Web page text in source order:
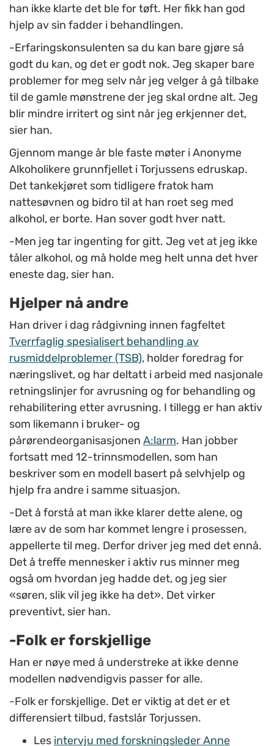
han ikke klarte det ble for tøft. Her fikk han god
hjelp av sin fadder i behandlingen.
-Erfaringskonsulenten sa du kan bare gjøre så
godt du kan, og det er godt nok. Jeg skaper bare
problemer for meg selv når jeg velger å gå tilbake
til de gamle mønstrene der jeg skal ordne alt. Jeg
blir mindre irritert og sint når jeg erkjenner det,
sier han.
Gjennom mange år ble faste møter i Anonyme
Alkoholikere grunnfjellet i Torjussens edruskap.
Det tankekjøret som tidligere fratok ham
nattesøvnen og bidro til at han roet seg med
alkohol, er borte. Han sover godt hver natt.
-Men jeg tar ingenting for gitt. Jeg vet at jeg ikke
tåler alkohol, og må holde meg helt unna det hver
eneste dag, sier han.
Hjelper nå andre
Han driver i dag rådgivning innen fagfeltet
Tverrfaglig spesialisert behandling av
rusmiddelproblemer (TSB), holder foredrag for
næringslivet, og har deltatt i arbeid med nasjonale
retningslinjer for avrusning og for behandling og
rehabilitering etter avrusning. I tillegg er han aktiv
som likemann i bruker- og
pårørendeorganisasjonen A:larm. Han jobber
fortsatt med 12-trinnsmodellen, som han
beskriver som en modell basert på selvhjelp og
hjelp fra andre i samme situasjon.
-Det å forstå at man ikke klarer dette alene, og
lære av de som har kommet lengre i prosessen,
appellerte til meg. Derfor driver jeg med det ennå.
Det å treffe mennesker i aktiv rus minner meg
også om hvordan jeg hadde det, og jeg sier
«søren, slik vil jeg ikke ha det». Det virker
preventivt, sier han.
-Folk er forskjellige
Han er nøye med å understreke at ikke denne
modellen nødvendigvis passer for alle.
-Folk er forskjellige. Det er viktig at det er et
differensiert tilbud, fastslår Torjussen.
Les intervju med forskningsleder Anne